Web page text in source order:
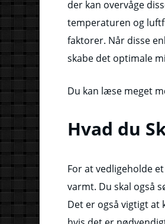
der kan overvåge
temperaturen og
faktorer. Når disse
skabe det optimale
Du kan læse meget
Hvad du
For at vedligeholde
varmt. Du skal også
Det er også vigtigt